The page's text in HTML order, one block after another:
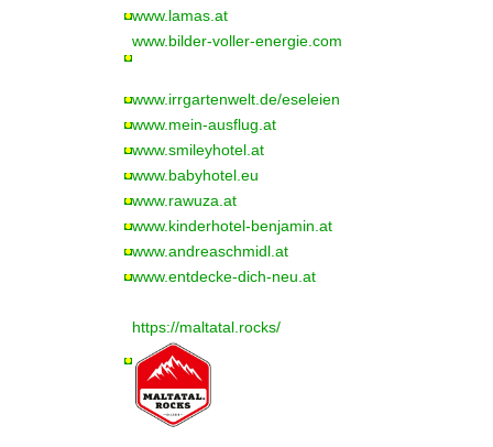
www.lamas.at
www.bilder-voller-energie.com
www.irrgartenwelt.de/eseleien
www.mein-ausflug.at
www.smileyhotel.at
www.babyhotel.eu
www.rawuza.at
www.kinderhotel-benjamin.at
www.andreaschmidl.at
www.entdecke-dich-neu.at
https://maltatal.rocks/